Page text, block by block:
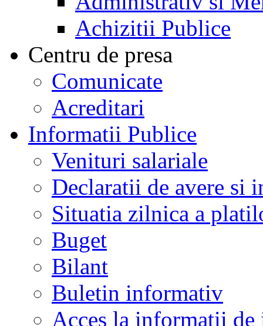
Achizitii Publice
Centru de presa
Comunicate
Acreditari
Informatii Publice
Venituri salariale
Declaratii de avere si
Situatia zilnica a
Buget
Bilant
Buletin informativ
Acces la informatii de